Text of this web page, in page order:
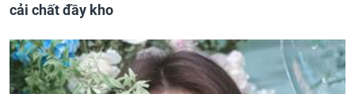
cải chất đầy kho